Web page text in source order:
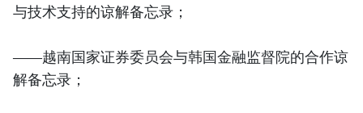
与技术支持的谅解备忘录；
——越南国家证券委员会与韩国金融监督院的合作谅
解备忘录；